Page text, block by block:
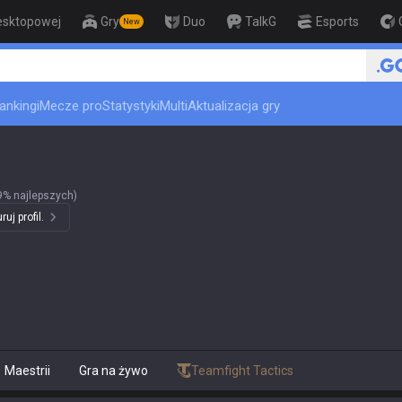
Gry New Duo TalkG Esports
🏆
Mecze proStatystykiMultiAktualizacja gry
najlepszych)
profil.
Maestrii Gra na żywo Teamfight Tactics